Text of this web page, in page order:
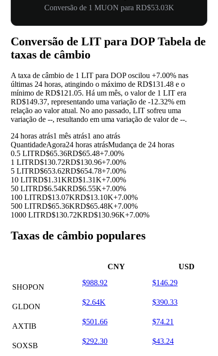
Conversão de 1 MUON para RD$53.03K
Conversão de LIT para DOP Tabela de
taxas de câmbio
A taxa de câmbio de 1 LIT para DOP oscilou +7.00% nas
últimas 24 horas, atingindo o máximo de RD$131.48 e o
mínimo de RD$121.05. Há um mês, o valor de 1 LIT era
RD$149.37, representando uma variação de -12.32% em
relação ao valor atual. No ano passado, LIT sofreu uma
variação de --, resultando em uma variação de valor de --.
24 horas atrás1 mês atrás1 ano atrás
QuantidadeAgora24 horas atrásMudança de 24 horas
0.5 LITRD$65.36RD$65.48+7.00%
1 LITRD$130.72RD$130.96+7.00%
5 LITRD$653.62RD$654.78+7.00%
10 LITRD$1.31KRD$1.31K+7.00%
50 LITRD$6.54KRD$6.55K+7.00%
100 LITRD$13.07KRD$13.10K+7.00%
500 LITRD$65.36KRD$65.48K+7.00%
1000 LITRD$130.72KRD$130.96K+7.00%
Taxas de câmbio populares
CNY USD
SHOPON
$988.92 $146.29
GLDON
$2.64K $390.33
AXTIB
$501.66 $74.21
SOXSB
$292.30 $43.24